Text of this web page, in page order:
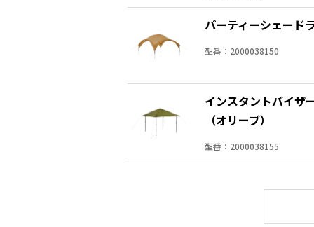
パーティーシェード
型番：2000038150
インスタントバイザ
（オリーブ）
型番：2000038155